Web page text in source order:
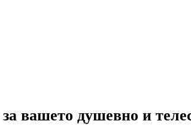
вашето душевно и